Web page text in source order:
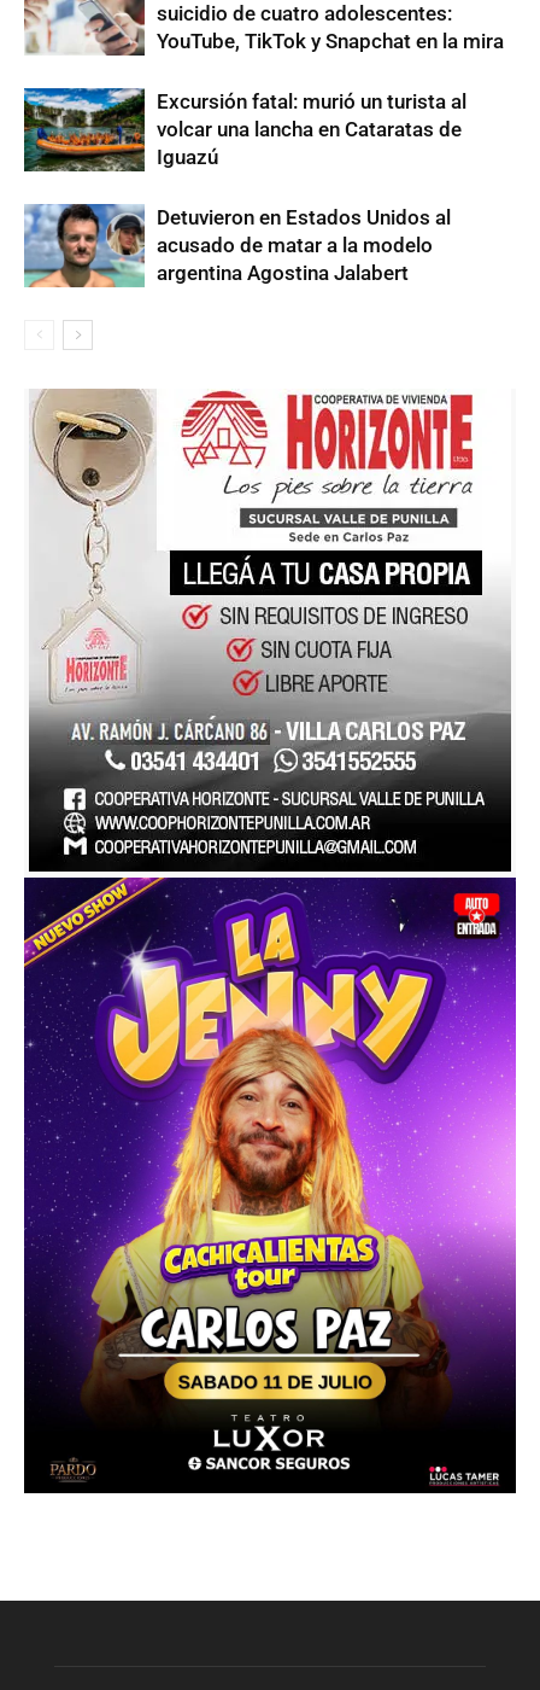
suicidio de cuatro adolescentes:
YouTube, TikTok y Snapchat en la mira
Excursión fatal: murió un turista al
volcar una lancha en Cataratas de
Iguazú
Detuvieron en Estados Unidos al
acusado de matar a la modelo
argentina Agostina Jalabert